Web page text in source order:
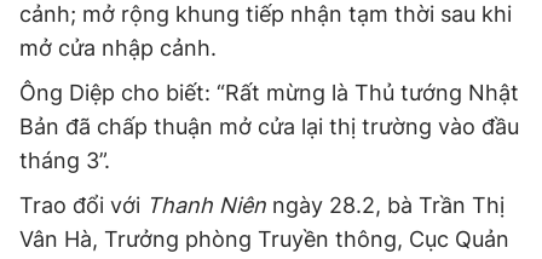
cảnh; mở rộng khung tiếp nhận tạm thời sau khi
mở cửa nhập cảnh.
Ông Diệp cho biết: “Rất mừng là Thủ tướng Nhật
Bản đã chấp thuận mở cửa lại thị trường vào đầu
tháng 3”.
Trao đổi với Thanh Niên ngày 28.2, bà Trần Thị
Vân Hà, Trưởng phòng Truyền thông, Cục Quản